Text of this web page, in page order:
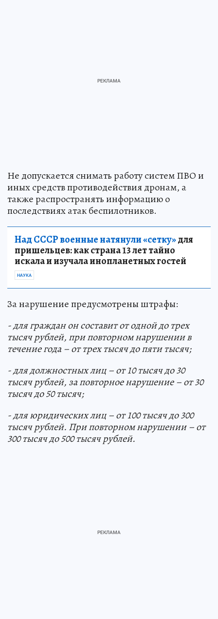
Не допускается снимать работу систем ПВО и
иных средств противодействия дронам, а
также распространять информацию о
последствиях атак беспилотников.
Над СССР военные натянули «сетку»для
пришельцев: как страна 13 лет тайно
искала и изучала инопланетных гостей
НАУКА
За нарушение предусмотрены штрафы:
- для граждан он составит от одной до трех
тысяч рублей, при повторном нарушении в
течение года – от трех тысяч до пяти тысяч;
- для должностных лиц – от 10 тысяч до 30
тысяч рублей, за повторное нарушение – от 30
тысяч до 50 тысяч;
- для юридических лиц –от 100 тысяч до 300
тысяч рублей. При повторном нарушении – от
300 тысяч до 500 тысяч рублей.